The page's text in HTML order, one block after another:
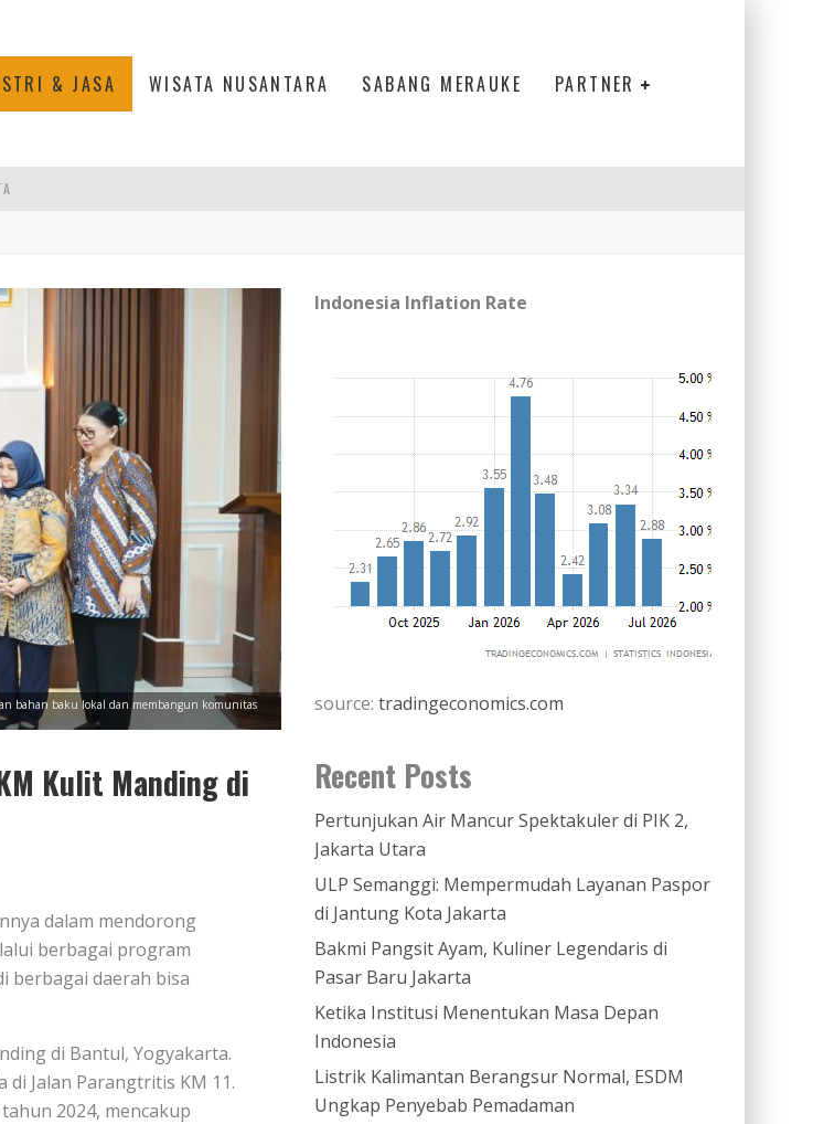
& JASA WISATA NUSANTARA SABANG MERAUKE PARTNER
bahan baku lokal dan membangun komunitas
Kulit Manding di
dalam mendorong
berbagai program
berbagai daerah bisa
di Bantul, Yogyakarta.
di Jalan Parangtritis KM 11.
2024, mencakup
Indonesia Inflation Rate
source: tradingeconomics.com
Recent Posts
Pertunjukan Air Mancur Spektakuler di PIK 2,
Jakarta Utara
ULP Semanggi: Mempermudah Layanan Paspor
di Jantung Kota Jakarta
Bakmi Pangsit Ayam, Kuliner Legendaris di
Pasar Baru Jakarta
Ketika Institusi Menentukan Masa Depan
Indonesia
Listrik Kalimantan Berangsur Normal, ESDM
Ungkap Penyebab Pemadaman